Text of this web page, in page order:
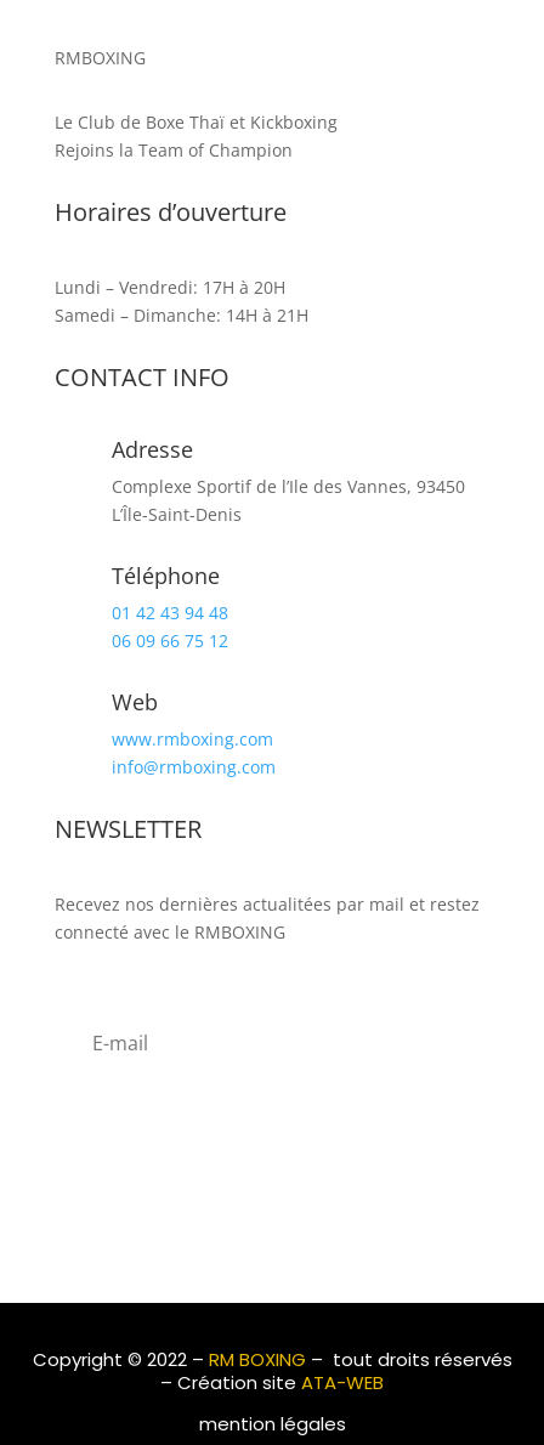
RMBOXING
Le Club de Boxe Thaï et Kickboxing
Rejoins la Team of Champion
Horaires d’ouverture
Lundi – Vendredi: 17H à 20H
Samedi – Dimanche: 14H à 21H
CONTACT INFO
Adresse
Complexe Sportif de l’Ile des Vannes, 93450
L’Île-Saint-Denis
Téléphone
01 42 43 94 48
06 09 66 75 12
Web
www.rmboxing.com
info@rmboxing.com
NEWSLETTER
Recevez nos dernières actualitées par mail et restez
connecté avec le RMBOXING
Copyright © 2022 – RM BOXING – tout droits réservés
– Création site ATA-WEB
mention légales